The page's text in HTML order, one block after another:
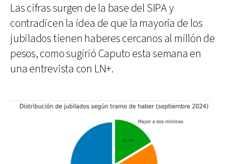
Las cifras surgen de la base del SIPA y
contradicen la idea de que la mayoría de los
jubilados tienen haberes cercanos al millón de
pesos, como sugirió Caputo esta semana en
una entrevista con LN+.